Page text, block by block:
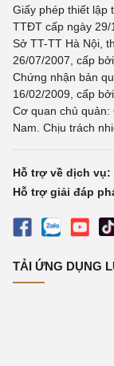
Giấy phép thiết lập
TTĐT cấp ngày 29/
Sở TT-TT Hà Nội,
26/07/2007, cấp
Chứng nhận bản
16/02/2009, cấp
Cơ quan chủ quản:
Nam. Chịu trách
Hỗ trợ về dịch vụ:
Hỗ trợ giải đáp
TẢI ỨNG DỤNG